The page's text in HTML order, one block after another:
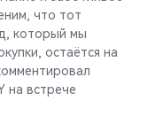
что тот
который мы
остаётся на
на встрече